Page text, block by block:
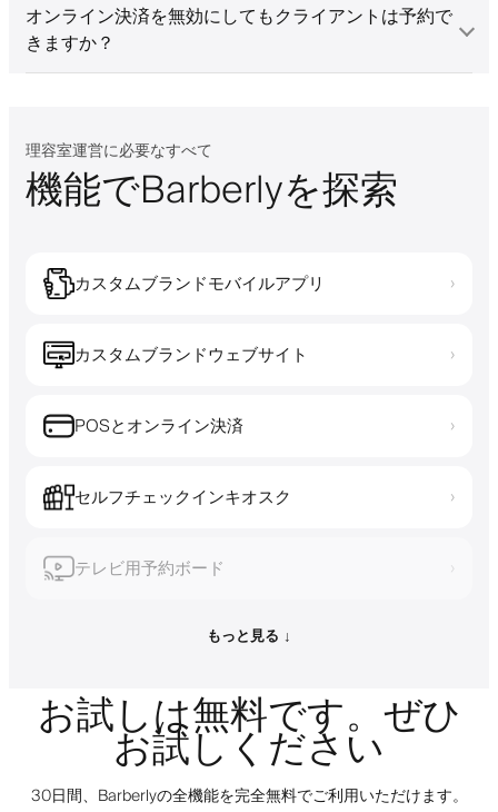
オンライン決済を無効にしてもクライアントは予約で
きますか？
理容室運営に必要なすべて
機能でBarberlyを探索
カスタムブランドモバイルアプリ ›
カスタムブランドウェブサイト ›
POSとオンライン決済 ›
セルフチェックインキオスク ›
テレビ用予約ボード ›
もっと見る ↓
お試しは無料です。ぜひ
お試しください
30日間、Barberlyの全機能を完全無料でご利用いただけます。